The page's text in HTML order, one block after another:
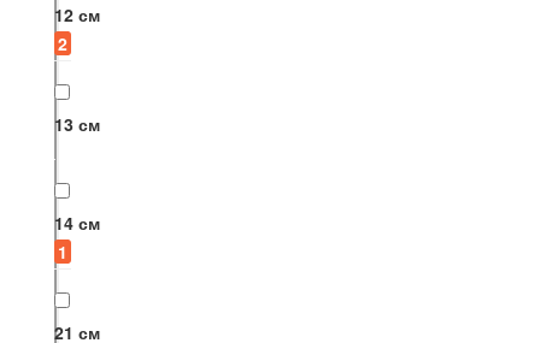
12 см
2
13 см
14 см
1
21 см